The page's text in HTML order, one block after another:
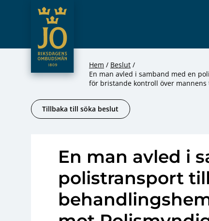
Hoppa till innehåll
JO – Riksdagens Ombudsmän
Hem
Beslut
En man avled i samband med en
för bristande kontroll över
Tillbaka till söka beslut
En man avled i
polistransport